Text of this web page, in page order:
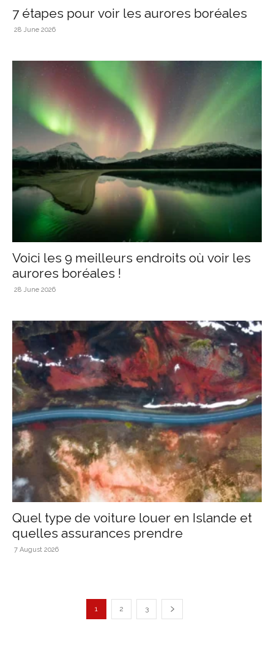
7 étapes pour voir les aurores boréales
28 June 2026
Voici les 9 meilleurs endroits où voir les
aurores boréales !
28 June 2026
Quel type de voiture louer en Islande et
quelles assurances prendre
7 August 2026
1 2 3